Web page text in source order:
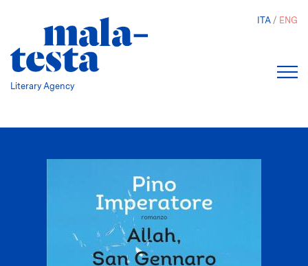
Literary Agency
ITA ENG